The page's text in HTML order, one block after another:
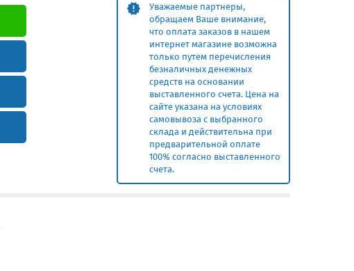
Уважаемые партнеры,
обращаем Ваше внимание,
что оплата заказов в нашем
интернет магазине возможна
только путем перечисления
безналичных денежных
средств на основании
выставленного счета. Цена на
сайте указана на условиях
самовывоза с выбранного
склада и действительна при
предварительной оплате
100% согласно выставленного
счета.